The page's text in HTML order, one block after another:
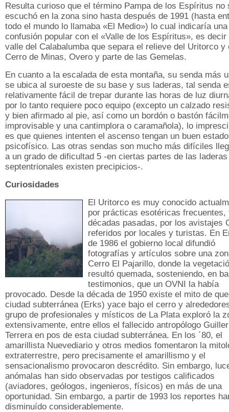
Resulta curioso que el término Pampa de los Espíritus no
escuchó en la zona sino hasta después de 1991 (hasta
todo el mundo lo llamaba «El Medio») lo cual indicaría una
confusión popular con el «Valle de los Espíritus», es decir
valle del Calabalumba que separa el relieve del Uritorco y
Cerro de Minas, Overo y parte de las Gemelas.
En cuanto a la escalada de esta montaña, su senda más
se ubica al suroeste de su base y sus laderas, tal senda
relativamente fácil de trepar durante las horas de luz
por lo tanto requiere poco equipo (excepto un calzado
y bien afirmado al pie, así como un bordón o bastón
improvisable y una cantimplora o caramañola), lo
es que quienes intenten el ascenso tengan un buen estado
psicofísico. Las otras sendas son mucho más difíciles
a un grado de dificultad 5 -en ciertas partes de las laderas
septentrionales existen precipicios-.
Curiosidades
El Uritorco es muy conocido
por prácticas esotéricas frecuentes,
décadas pasadas, por los avistajes
referidos por locales y turistas. En
de 1986 el gobierno local difundió
fotografías y artículos sobre una
Cerro El Pajarillo, donde la
resultó quemada, sosteniendo, en
testimonios, que un OVNI la había
provocado. Desde la década de 1950 existe el mito de
ciudad subterránea (Erks) yace bajo el cerro y
grupo de profesionales y místicos de La Plata exploró la
extensivamente, entre ellos el fallecido antropólogo
Terrera en pos de esta ciudad subterránea. En los ´80, el
amarillista Nuevediario y otros medios fomentaron la
extraterrestre, pero precisamente el amarillismo y el
sensacionalismo provocaron descrédito. Sin embargo,
anómalas han sido observadas por testigos calificados
(aviadores, geólogos, ingenieros, físicos) en más de una
oportunidad. Sin embargo, a partir de 1993 los reportes
disminuído considerablemente.